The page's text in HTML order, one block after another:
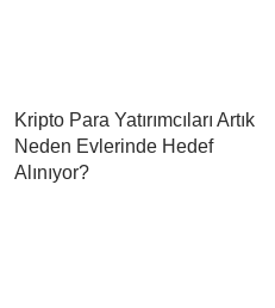
Kripto Para Yatırımcıları Artık
Neden Evlerinde Hedef
Alınıyor?